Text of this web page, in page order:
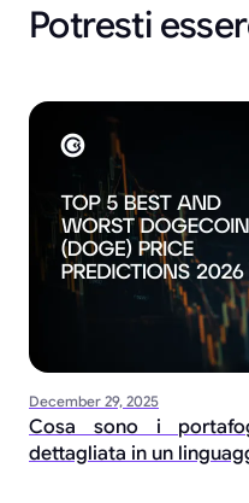
Potresti
December 29, 2025
Cosa sono i
dettagliata in un